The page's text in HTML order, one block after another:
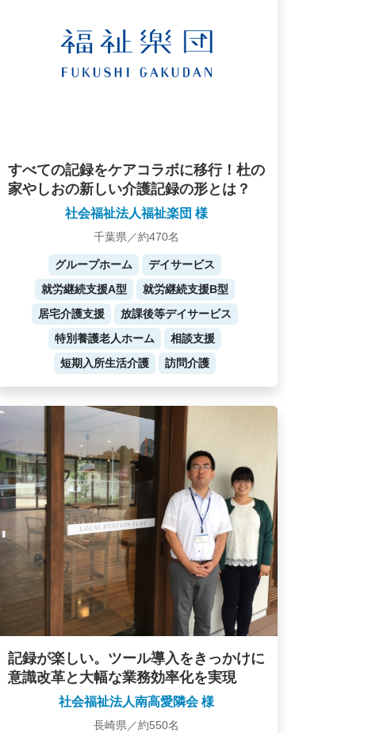
すべての記録をケアコラボに移行！杜の
家やしおの新しい介護記録の形とは？
社会福祉法人福祉楽団 様
千葉県／約470名
グループホーム
デイサービス
就労継続支援A型
就労継続支援B型
居宅介護支援
放課後等デイサービス
特別養護老人ホーム
相談支援
短期入所生活介護
訪問介護
記録が楽しい。ツール導入をきっかけに
意識改革と大幅な業務効率化を実現
社会福祉法人南高愛隣会 様
長崎県／約550名